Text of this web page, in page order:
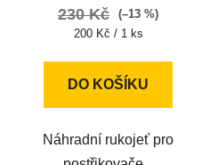
230 Kč
(–13 %)
Měrná
200 Kč / 1 ks
DO KOŠÍKU
Náhradní rukojeť pro